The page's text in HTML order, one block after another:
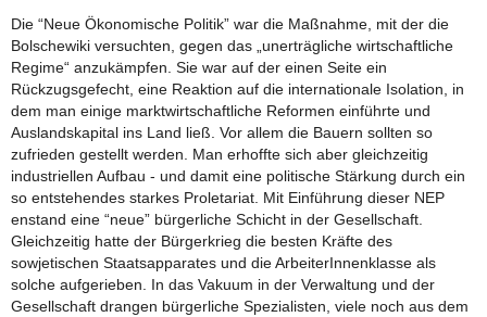
Die “Neue Ökonomische Politik” war die Maßnahme, mit der die
Bolschewiki versuchten, gegen das „unerträgliche wirtschaftliche
Regime“ anzukämpfen. Sie war auf der einen Seite ein
Rückzugsgefecht, eine Reaktion auf die internationale Isolation, in
dem man einige marktwirtschaftliche Reformen einführte und
Auslandskapital ins Land ließ. Vor allem die Bauern sollten so
zufrieden gestellt werden. Man erhoffte sich aber gleichzeitig
industriellen Aufbau - und damit eine politische Stärkung durch ein
so entstehendes starkes Proletariat. Mit Einführung dieser NEP
enstand eine “neue” bürgerliche Schicht in der Gesellschaft.
Gleichzeitig hatte der Bürgerkrieg die besten Kräfte des
sowjetischen Staatsapparates und die ArbeiterInnenklasse als
solche aufgerieben. In das Vakuum in der Verwaltung und der
Gesellschaft drangen bürgerliche Spezialisten, viele noch aus dem